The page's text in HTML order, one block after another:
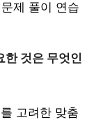
제 풀이 연습
한 것은 무엇인
고려한 맞춤